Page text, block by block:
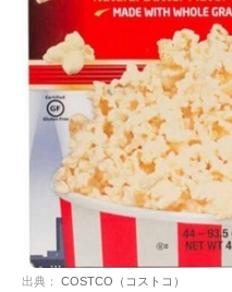
出典： COSTCO（コストコ）